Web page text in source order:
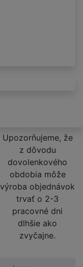
Upozorňujeme, že
z dôvodu
dovolenkového
obdobia môže
výroba objednávok
trvať o 2-3
pracovné dni
dlhšie ako
zvyčajne.